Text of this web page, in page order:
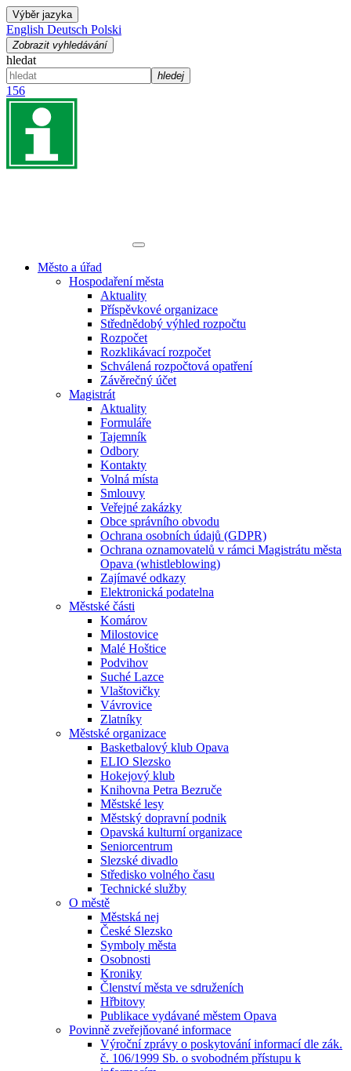
Výběr jazyka
English Deutsch Polski
Zobrazit vyhledávání
hledat
hledej
156
Město a úřad
Hospodaření města
Aktuality
Příspěvkové organizace
Střednědobý výhled rozpočtu
Rozpočet
Rozklikávací rozpočet
Schválená rozpočtová opatření
Závěrečný účet
Magistrát
Aktuality
Formuláře
Tajemník
Odbory
Kontakty
Volná místa
Smlouvy
Veřejné zakázky
Obce správního obvodu
Ochrana osobních údajů (GDPR)
Ochrana oznamovatelů v rámci Magistrátu města
Opava (whistleblowing)
Zajímavé odkazy
Elektronická podatelna
Městské části
Komárov
Milostovice
Malé Hoštice
Podvihov
Suché Lazce
Vlaštovičky
Vávrovice
Zlatníky
Městské organizace
Basketbalový klub Opava
ELIO Slezsko
Hokejový klub
Knihovna Petra Bezruče
Městské lesy
Městský dopravní podnik
Opavská kulturní organizace
Seniorcentrum
Slezské divadlo
Středisko volného času
Technické služby
O městě
Městská nej
České Slezsko
Symboly města
Osobnosti
Kroniky
Členství města ve sdruženích
Hřbitovy
Publikace vydávané městem Opava
Povinně zveřejňované informace
Výroční zprávy o poskytování informací dle zák.
č. 106/1999 Sb. o svobodném přístupu k